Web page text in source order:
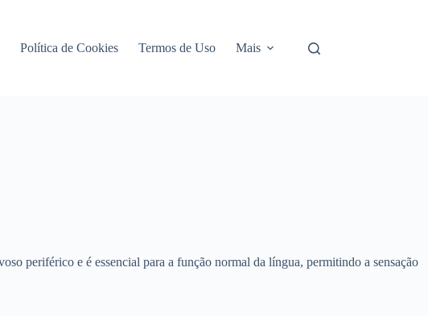
Política de Cookies Termos de Uso Mais
periférico e é essencial para a função normal da língua, permitindo a sensação